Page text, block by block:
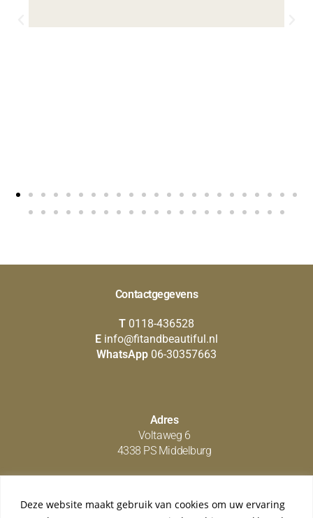
Deze website maakt gebruik van cookies om uw ervaring
Contactgegevens
T 0118-436528
E info@fitandbeautiful.nl
WhatsApp 06-30357663
Adres
Voltaweg 6
4338 PS Middelburg